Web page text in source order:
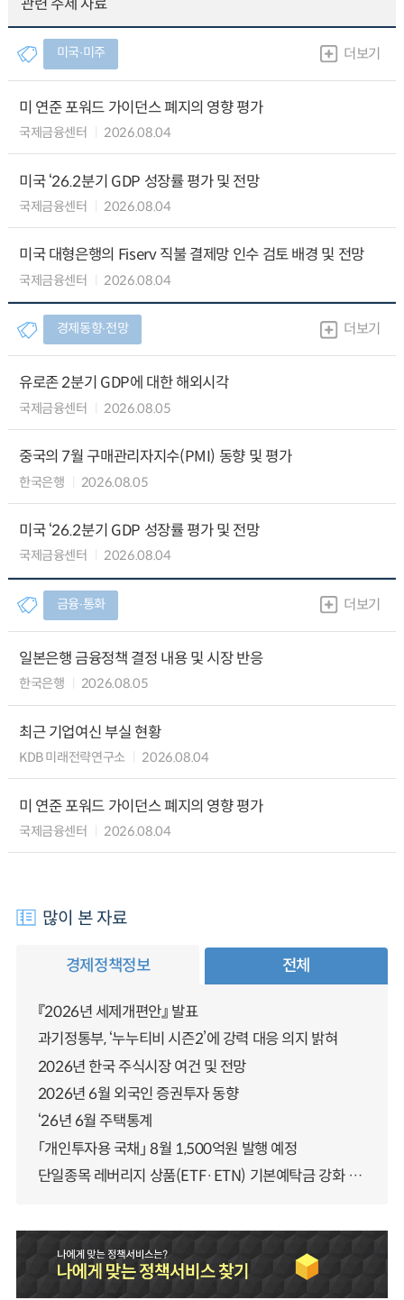
관련 주제 자료
미국∙미주 더보기
미 연준 포워드 가이던스 폐지의 영향 평가
국제금융센터 2026.08.04
미국 ‘26.2분기 GDP 성장률 평가 및 전망
국제금융센터 2026.08.04
미국 대형은행의 Fiserv 직불 결제망 인수 검토 배경 및 전망
국제금융센터 2026.08.04
경제동향∙전망 더보기
유로존 2분기 GDP에 대한 해외시각
국제금융센터 2026.08.05
중국의 7월 구매관리자지수(PMI) 동향 및 평가
한국은행 2026.08.05
미국 ‘26.2분기 GDP 성장률 평가 및 전망
국제금융센터 2026.08.04
금융∙통화 더보기
일본은행 금융정책 결정 내용 및 시장 반응
한국은행 2026.08.05
최근 기업여신 부실 현황
KDB 미래전략연구소 2026.08.04
미 연준 포워드 가이던스 폐지의 영향 평가
국제금융센터 2026.08.04
많이 본 자료
경제정책정보 전체
『2026년 세제개편안』 발표
과기정통부, ‘누누티비 시즌2’에 강력 대응 의지 밝혀
2026년 한국 주식시장 여건 및 전망
2026년 6월 외국인 증권투자 동향
‘26년 6월 주택통계
「개인투자용 국채」 8월 1,500억원 발행 예정
단일종목 레버리지 상품(ETF·ETN) 기본예탁금 강화 조기시행 방안 안내